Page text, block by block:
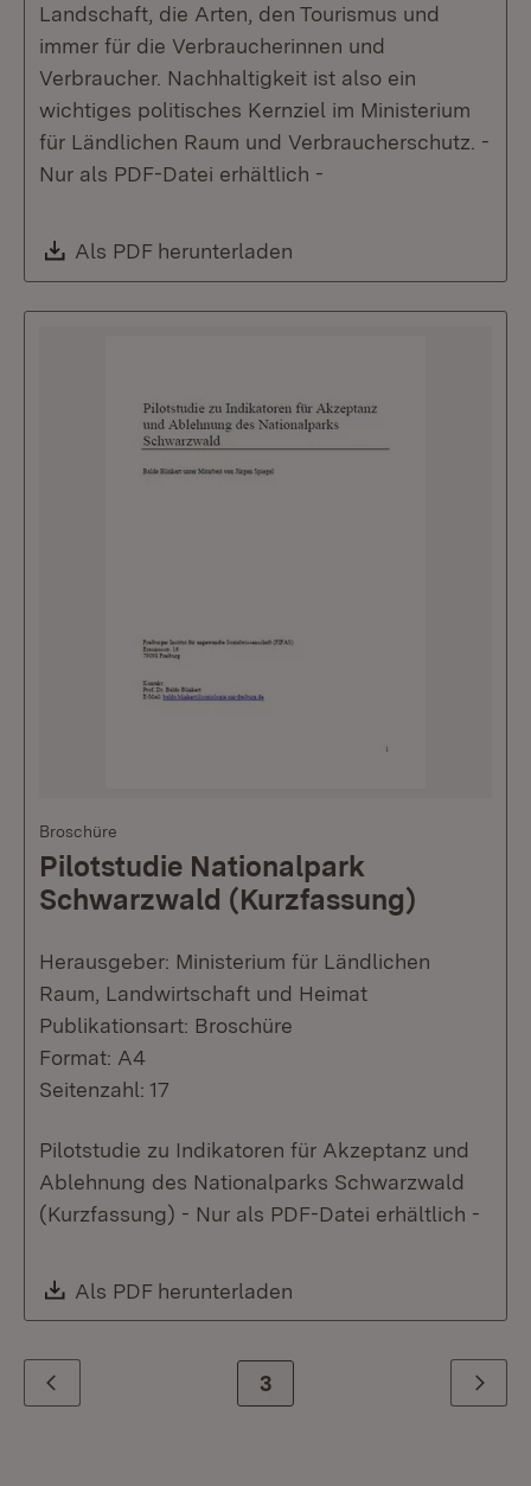
Landschaft, die Arten, den Tourismus und
immer für die Verbraucherinnen und
Verbraucher. Nachhaltigkeit ist also ein
wichtiges politisches Kernziel im Ministerium
für Ländlichen Raum und Verbraucherschutz. -
Nur als PDF-Datei erhältlich -
Download:
Als PDF herunterladen
Broschüre
Pilotstudie Nationalpark
Schwarzwald (Kurzfassung)
Herausgeber: Ministerium für Ländlichen
Raum, Landwirtschaft und Heimat
Publikationsart: Broschüre
Format: A4
Seitenzahl: 17
Pilotstudie zu Indikatoren für Akzeptanz und
Ablehnung des Nationalparks Schwarzwald
(Kurzfassung) - Nur als PDF-Datei erhältlich -
Download:
Als PDF herunterladen
Zurück Zur Seite
3 Weiter